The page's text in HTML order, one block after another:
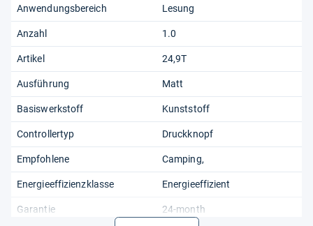
Anwendungsbereich Lesung
Anzahl 1.0
Artikel 24,9T
Ausführung Matt
Basiswerkstoff Kunststoff
Controllertyp Druckknopf
Empfohlene Camping,
Energieeffizienzklasse Energieeffizient
Garantie 24-month